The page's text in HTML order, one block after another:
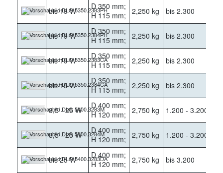
bis 19 W
D 350 mm;
H 115 mm;
2,250 kg bis 2.300
bis 19 W
D 350 mm;
H 115 mm;
2,250 kg bis 2.300
bis 19 W
D 350 mm;
H 115 mm;
2,250 kg bis 2.300
bis 19 W
D 350 mm;
H 115 mm;
2,250 kg bis 2.300
8,5 - 25 W
D 400 mm;
H 120 mm;
2,750 kg 1.200 - 3.200
8,5 - 25 W
D 400 mm;
H 120 mm;
2,750 kg 1.200 - 3.200
bis 25 W
D 400 mm;
H 120 mm;
2,750 kg bis 3.200